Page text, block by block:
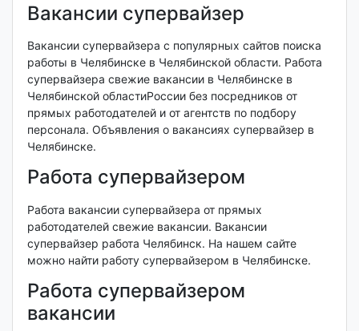
Вакансии супервайзер
Вакансии супервайзера с популярных сайтов поиска
работы в Челябинске в Челябинской области. Работа
супервайзера свежие вакансии в Челябинске в
Челябинской областиРоссии без посредников от
прямых работодателей и от агентств по подбору
персонала. Объявления о вакансиях супервайзер в
Челябинске.
Работа супервайзером
Работа вакансии супервайзера от прямых
работодателей свежие вакансии. Вакансии
супервайзер работа Челябинск. На нашем сайте
можно найти работу супервайзером в Челябинске.
Работа супервайзером
вакансии